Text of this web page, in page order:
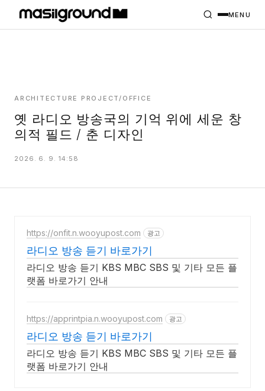
PROJECTS
MASILWIDE
MENU
ARCHITECTURE PROJECT/OFFICE
옛 라디오 방송국의 기억 위에 세운 창
의적 필드 / 춘 디자인
2026. 6. 9. 14:58
https://onfit.n.wooyupost.com 광고
라디오 방송 듣기 바로가기
라디오 방송 듣기 KBS MBC SBS 및 기타 모든 플
랫폼 바로가기 안내
https://apprintpia.n.wooyupost.com 광고
라디오 방송 듣기 바로가기
라디오 방송 듣기 KBS MBC SBS 및 기타 모든 플
랫폼 바로가기 안내